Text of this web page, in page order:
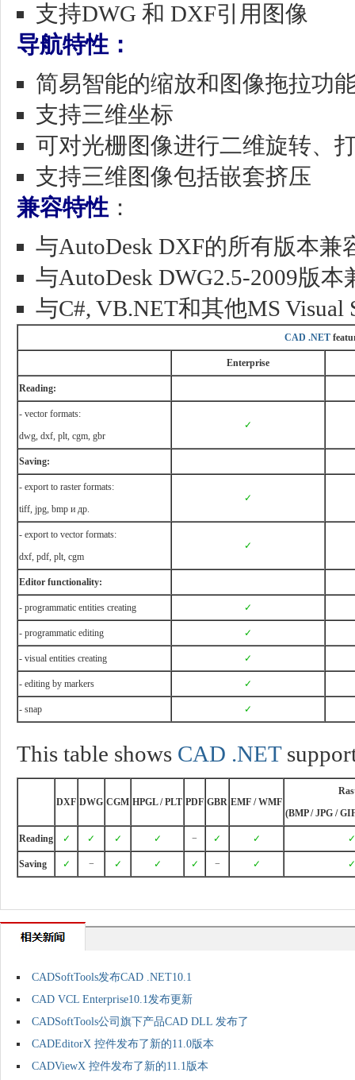
支持DWG 和 DXF引用图像
导航特性：
简易智能的缩放和图像拖拉功
支持三维坐标
可对光栅图像进行二维旋转、
支持三维图像包括嵌套挤压
兼容特性 ：
与AutoDesk DXF的所有版本兼
与AutoDesk DWG2.5-2009版本
与C#, VB.NET和其他MS
CAD .NET
Enterprise
Reading:
- vector formats:
dwg, dxf, plt, cgm, gbr
✓
Saving:
- export to raster formats:
tiff, jpg, bmp и др.
✓
- export to vector formats:
dxf, pdf, plt, cgm
✓
Editor functionality:
- programmatic entities creating ✓
- programmatic editing ✓
- visual entities creating ✓
- editing by markers ✓
- snap ✓
This table shows CAD .NET
DXF DWG CGM HPGL / PLT PDF GBR EMF / WMF
(BMP / JPG /
Reading ✓ ✓ ✓ ✓ − ✓ ✓ ✓
Saving ✓ − ✓ ✓ ✓ − ✓ ✓
CADSoftTools发布CAD .NET10.1
CAD VCL Enterprise10.1发布更新
CADSoftTools公司旗下产品CAD DLL 发布了
CADEditorX 控件发布了新的11.0版本
CADViewX 控件发布了新的11.1版本